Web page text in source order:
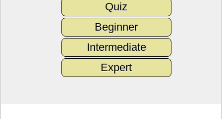
Quiz
Beginner
Intermediate
Expert